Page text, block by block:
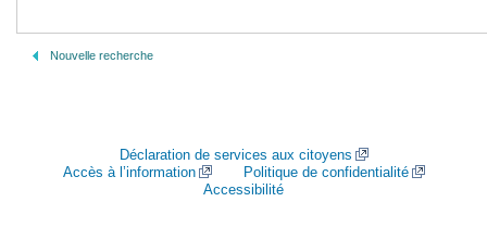
Nouvelle recherche
Déclaration de services aux citoyens
Accès à l’information
Politique de confidentialité
Accessibilité